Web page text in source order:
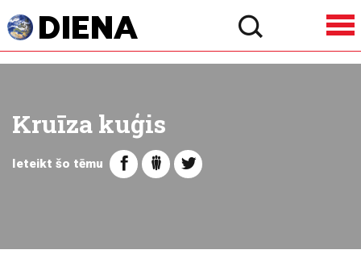
Kruīza kuģis
Ieteikt šo tēmu